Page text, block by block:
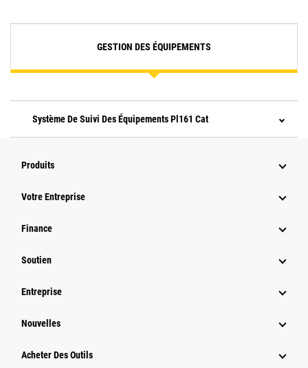
GESTION DES ÉQUIPEMENTS
Système De Suivi Des Équipements Pl161 Cat
Produits
Votre Entreprise
Finance
Soutien
Entreprise
Nouvelles
Acheter Des Outils